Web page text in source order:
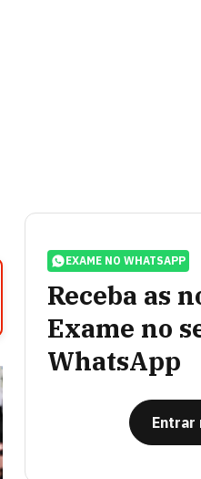
EXAME NO WHATSAPP
Receba as
Exame no
WhatsApp
Entrar